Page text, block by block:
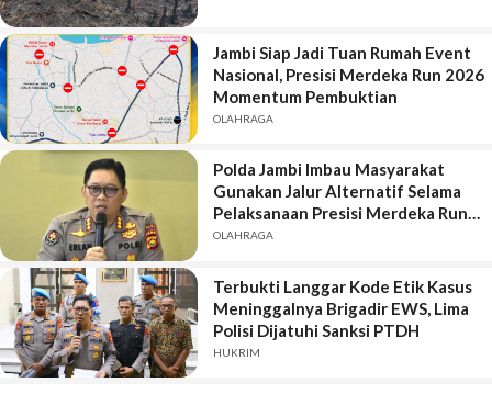
Jambi Siap Jadi Tuan Rumah Event
Nasional, Presisi Merdeka Run 2026
Momentum Pembuktian
OLAHRAGA
Polda Jambi Imbau Masyarakat
Gunakan Jalur Alternatif Selama
Pelaksanaan Presisi Merdeka Run
2026
OLAHRAGA
Terbukti Langgar Kode Etik Kasus
Meninggalnya Brigadir EWS, Lima
Polisi Dijatuhi Sanksi PTDH
HUKRIM